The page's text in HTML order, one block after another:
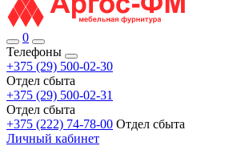
0
Телефоны
+375 (29) 500-02-30
Отдел сбыта
+375 (29) 500-02-31
Отдел сбыта
+375 (222) 74-78-00 Отдел сбыта
Личный кабинет